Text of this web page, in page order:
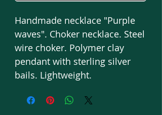
Handmade necklace "Purple
waves". Choker necklace. Steel
wire choker. Polymer clay
pendant with sterling silver
bails. Lightweight.